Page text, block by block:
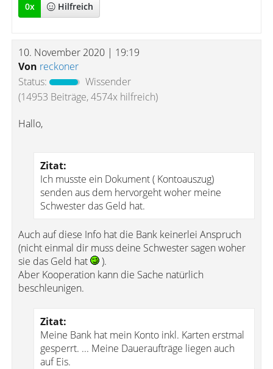
0x Hilfreich
10. November 2020 | 19:19
Von reckoner
Status:
Wissender
(14953 Beiträge, 4574x hilfreich)
Hallo,
Zitat:
Ich musste ein Dokument ( Kontoauszug)
senden aus dem hervorgeht woher meine
Schwester das Geld hat.
Auch auf diese Info hat die Bank keinerlei Anspruch
(nicht einmal dir muss deine Schwester sagen woher
sie das Geld hat
).
Aber Kooperation kann die Sache natürlich
beschleunigen.
Zitat:
Meine Bank hat mein Konto inkl. Karten erstmal
gesperrt. ... Meine Daueraufträge liegen auch
auf Eis.